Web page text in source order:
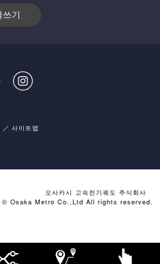
사이트맵
오사카시 고속전기궤도 주식회사
© Osaka Metro Co.,Ltd All rights reserved.